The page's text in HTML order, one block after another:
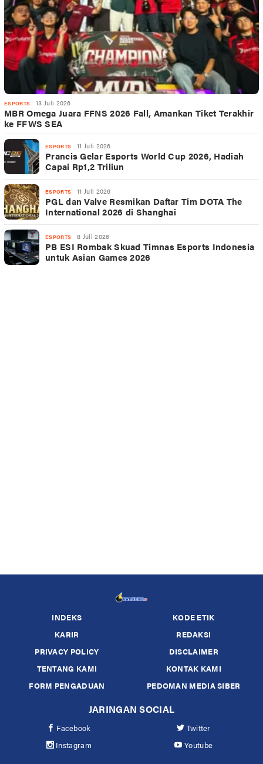
ESPORTS 13 Juli 2026
MBR Omega Juara FFNS 2026 Fall, Amankan Tiket Terakhir
ke FFWS SEA
ESPORTS 11 Juli 2026
Prancis Gelar Esports World Cup 2026, Hadiah
Capai Rp1,2 Triliun
ESPORTS 11 Juli 2026
PGL dan Valve Resmikan Daftar Tim DOTA The
International 2026 di Shanghai
ESPORTS 8 Juli 2026
PB ESI Rombak Skuad Timnas Esports Indonesia
untuk Asian Games 2026
INDEKS
KODE ETIK
KARIR
REDAKSI
PRIVACY POLICY
DISCLAIMER
TENTANG KAMI
KONTAK KAMI
FORM PENGADUAN
PEDOMAN MEDIA SIBER
JARINGAN SOCIAL
Facebook
Twitter
Instagram
Youtube